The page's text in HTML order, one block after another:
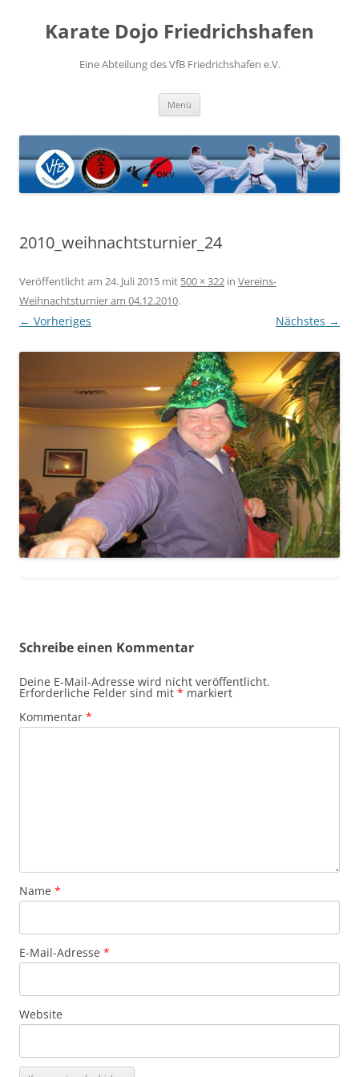
springenKarate Dojo Friedrichshafen
Eine Abteilung des VfB Friedrichshafen e.V.
Menü
2010_weihnachtsturnier_24
Veröffentlicht am 24. Juli 2015 mit 500 × 322 in Vereins-
Weihnachtsturnier am 04.12.2010.
← Vorheriges Nächstes →
Schreibe einen Kommentar
Deine E-Mail-Adresse wird nicht veröffentlicht.
Erforderliche Felder sind mit * markiert
Kommentar *
Name *
E-Mail-Adresse *
Website